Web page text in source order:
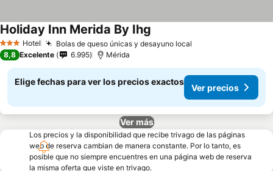
3 Estrellas
Hotel Bolas de queso únicas y desayuno local
Holiday Inn Merida By Ihg
8,8 Excelente 6.995 Mérida
Elige fechas para ver los precios exactos
Ver precios
Ver más
Los precios y la disponibilidad que recibe trivago de las páginas
web de reserva cambian de manera constante. Por lo tanto, es
posible que no siempre encuentres en una página web de reserva
la misma oferta que viste en trivago.